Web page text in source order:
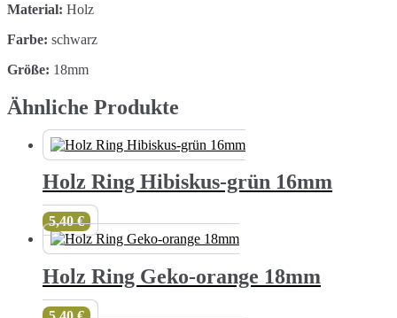
Material: Holz
Farbe: schwarz
Größe: 18mm
Ähnliche Produkte
Holz Ring Hibiskus-grün 16mm
5,40€
Holz Ring Geko-orange 18mm